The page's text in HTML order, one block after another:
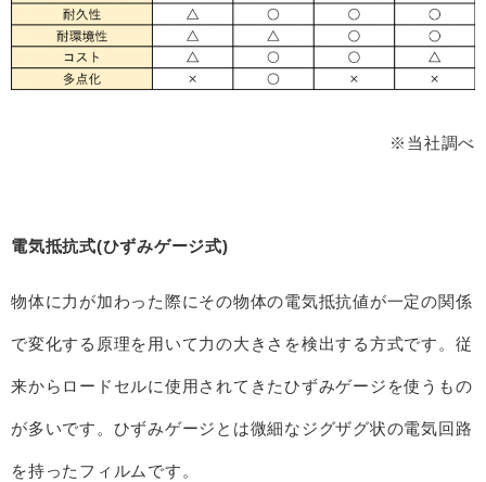
※当社調べ
電気抵抗式(ひずみゲージ式)
物体に力が加わった際にその物体の電気抵抗値が一定の関係
で変化する原理を用いて力の大きさを検出する方式です。従
来からロードセルに使用されてきたひずみゲージを使うもの
が多いです。ひずみゲージとは微細なジグザグ状の電気回路
を持ったフィルムです。